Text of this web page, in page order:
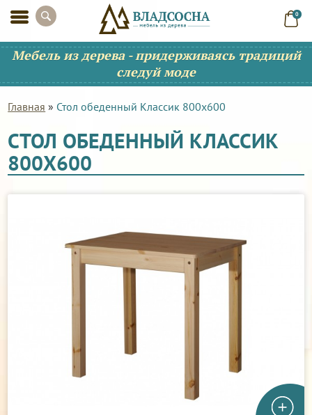
0
Мебель из дерева - придерживаясь традиций
следуй моде
Главная » Стол обеденный Классик 800х600
СТОЛ ОБЕДЕННЫЙ КЛАССИК
800Х600